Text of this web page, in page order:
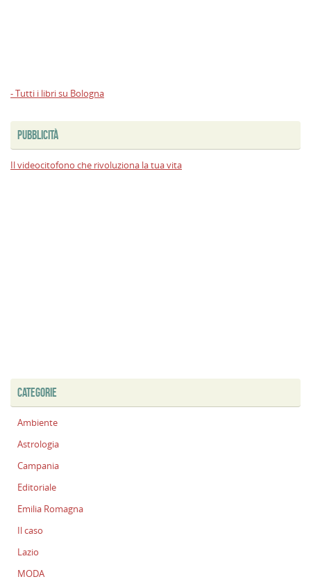
- Tutti i libri su Bologna
PUBBLICITÀ
Il videocitofono che rivoluziona la tua vita
CATEGORIE
Ambiente
Astrologia
Campania
Editoriale
Emilia Romagna
Il caso
Lazio
MODA